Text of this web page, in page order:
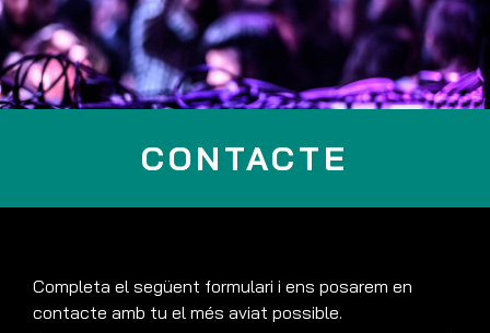
CONTACTE
Completa el següent formulari i ens posarem en
contacte amb tu el més aviat possible.